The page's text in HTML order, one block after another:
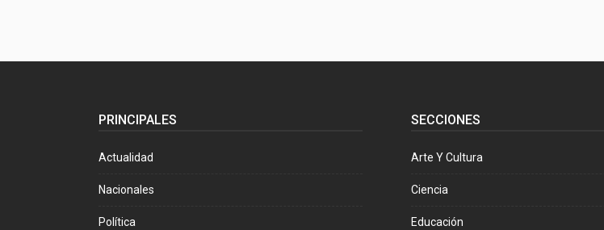
PRINCIPALES
Actualidad
Nacionales
Política
SECCIONES
Arte Y Cultura
Ciencia
Educación